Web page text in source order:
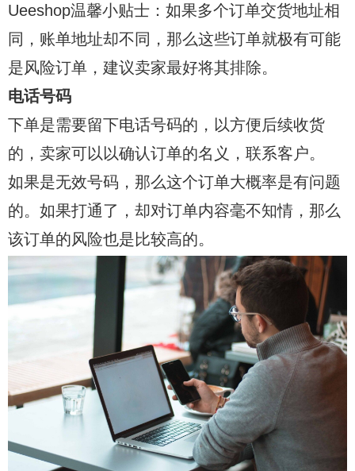
Ueeshop温馨小贴士：如果多个订单交货地址相
同，账单地址却不同，那么这些订单就极有可能
是风险订单，建议卖家最好将其排除。
电话号码
下单是需要留下电话号码的，以方便后续收货
的，卖家可以以确认订单的名义，联系客户。
如果是无效号码，那么这个订单大概率是有问题
的。如果打通了，却对订单内容毫不知情，那么
该订单的风险也是比较高的。